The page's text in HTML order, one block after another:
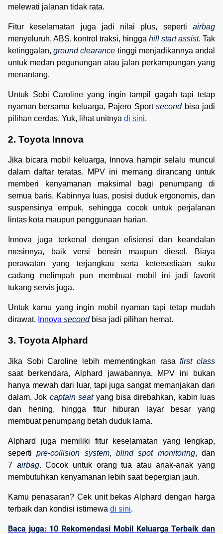
melewati jalanan tidak rata.
Fitur keselamatan juga jadi nilai plus, seperti airbag
menyeluruh, ABS, kontrol traksi, hingga hill start assist. Tak
ketinggalan,ground clearance tinggi menjadikannya andal
untuk medan pegunungan atau jalan perkampungan yang
menantang.
Untuk Sobi Caroline yang ingin tampil gagah tapi tetap
nyaman bersama keluarga, Pajero Sportsecondbisa jadi
pilihan cerdas. Yuk, lihat unitnya di sini.
2. Toyota Innova
Jika bicara mobil keluarga, Innova hampir selalu muncul
dalam daftar teratas. MPV ini memang dirancang untuk
memberi kenyamanan maksimal bagi penumpang di
semua baris. Kabinnya luas, posisi duduk ergonomis, dan
suspensinya empuk, sehingga cocok untuk perjalanan
lintas kota maupun penggunaan harian.
Innova juga terkenal dengan efisiensi dan keandalan
mesinnya, baik versi bensin maupun diesel. Biaya
perawatan yang terjangkau serta ketersediaan suku
cadang melimpah pun membuat mobil ini jadi favorit
tukang servis juga.
Untuk kamu yang ingin mobil nyaman tapi tetap mudah
dirawat, Innova secondbisa jadi pilihan hemat.
3. Toyota Alphard
Jika Sobi Caroline lebih mementingkan rasafirst class
saat berkendara, Alphard jawabannya. MPV ini bukan
hanya mewah dari luar, tapi juga sangat memanjakan dari
dalam. Jok captain seatyang bisa direbahkan, kabin luas
dan hening, hingga fitur hiburan layar besar yang
membuat penumpang betah duduk lama.
Alphard juga memiliki fitur keselamatan yang lengkap,
sepertipre-collision system,blind spot monitoring, dan
7 airbag. Cocok untuk orang tua atau anak-anak yang
membutuhkan kenyamanan lebih saat bepergian jauh.
Kamu penasaran? Cek unit bekas Alphard dengan harga
terbaik dan kondisi istimewa di sini.
Baca juga: 10 Rekomendasi Mobil Keluarga Terbaik dan